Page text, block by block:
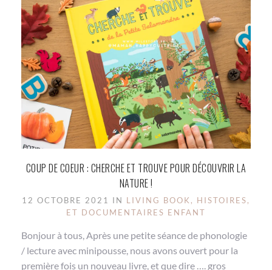
COUP DE COEUR : CHERCHE ET TROUVE POUR DÉCOUVRIR LA
NATURE !
12 OCTOBRE 2021 IN LIVING BOOK, HISTOIRES,
ET DOCUMENTAIRES ENFANT
Bonjour à tous, Après une petite séance de phonologie
/ lecture avec minipousse, nous avons ouvert pour la
première fois un nouveau livre, et que dire …. gros